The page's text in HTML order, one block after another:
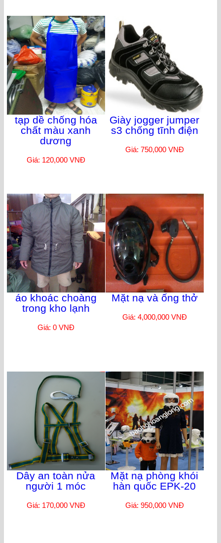
tạp dề chống hóa
chất màu xanh
dương
Giá: 120,000 VNĐ
Giày jogger jumper
s3 chống tĩnh điện
Giá: 750,000 VNĐ
áo khoác choàng
trong kho lạnh
Giá: 0 VNĐ
Mặt nạ và ống thở
Giá: 4,000,000 VNĐ
Dây an toàn nửa
người 1 móc
Giá: 170,000 VNĐ
Mặt nạ phòng khói
hàn quốc EPK-20
Giá: 950,000 VNĐ